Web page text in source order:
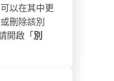
以在其中更
刪除該別
開啟「 別